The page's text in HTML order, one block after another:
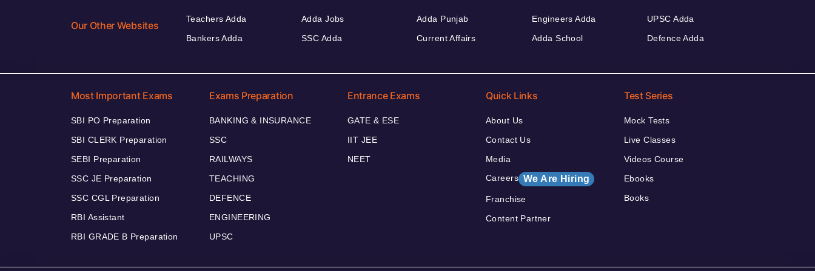
Our Other Websites
Teachers Adda
Bankers Adda
Adda Jobs
SSC Adda
Adda Punjab
Current Affairs
Engineers Adda
Adda School
UPSC Adda
Defence Adda
Most Important Exams
SBI PO Preparation
SBI CLERK Preparation
SEBI Preparation
SSC JE Preparation
SSC CGL Preparation
RBI Assistant
RBI GRADE B Preparation
Exams Preparation
BANKING & INSURANCE
SSC
RAILWAYS
TEACHING
DEFENCE
ENGINEERING
UPSC
Entrance Exams
GATE & ESE
IIT JEE
NEET
Quick Links
About Us
Contact Us
Media
Careers We Are Hiring
Franchise
Content Partner
Test Series
Mock Tests
Live Classes
Videos Course
Ebooks
Books